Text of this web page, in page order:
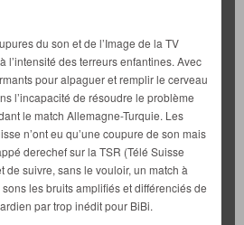
du son et de l’Image de la TV
l’intensité des terreurs enfantines. Avec
pour alpaguer et remplir le cerveau
l’incapacité de résoudre le problème
le match Allemagne-Turquie. Les
n’ont eu qu’une coupure de son mais
derechef sur la TSR (Télé Suisse
de suivre, sans le vouloir, un match à
les bruits amplifiés et différenciés de
par trop inédit pour BiBi.